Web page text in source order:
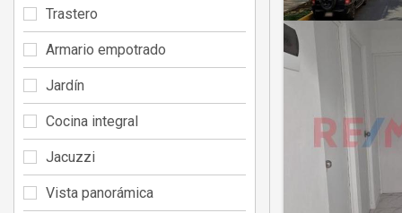
Trastero
Armario empotrado
Jardín
Cocina integral
Jacuzzi
Vista panorámica